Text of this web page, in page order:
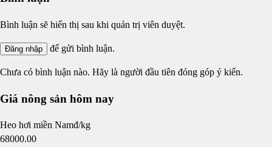
Bình luận sẽ hiển thị sau khi quản trị viên duyệt.
Đăng nhập để gửi bình luận.
Chưa có bình luận nào. Hãy là người đầu tiên đóng góp ý kiến.
Giá nông sản hôm nay
Heo hơi miền Namđ/kg
68000.00